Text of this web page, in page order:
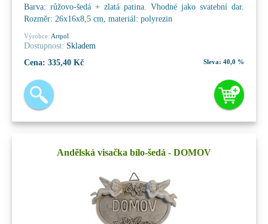
Barva: růžovo-šedá + zlatá patina. Vhodné jako svatební dar.
Rozměr: 26x16x8,5 cm, materiál: polyrezin
Výrobce: Artpol
Dostupnost: Skladem
Cena: 335,40 Kč Sleva: 40,0 %
Andělská visačka bílo-šedá - DOMOV